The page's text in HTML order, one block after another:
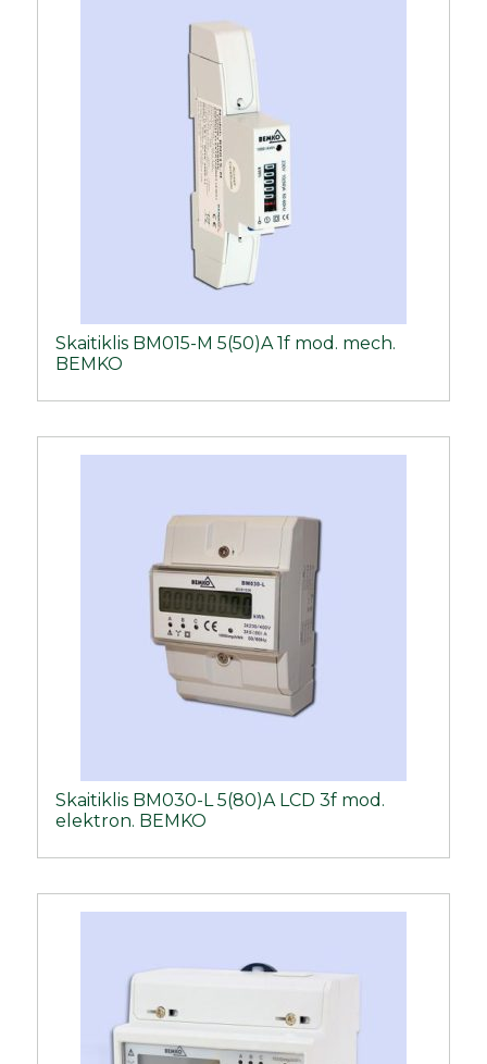
Skaitiklis BM015-M 5(50)A 1f mod. mech.
BEMKO
Skaitiklis BM030-L 5(80)A LCD 3f mod.
elektron. BEMKO